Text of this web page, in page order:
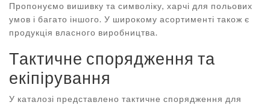
Пропонуємо вишивку та символіку, харчі для польових
умов і багато іншого. У широкому асортименті також є
продукція власного виробництва.
Тактичне спорядження та
екіпірування
У каталозі представлено тактичне спорядження для